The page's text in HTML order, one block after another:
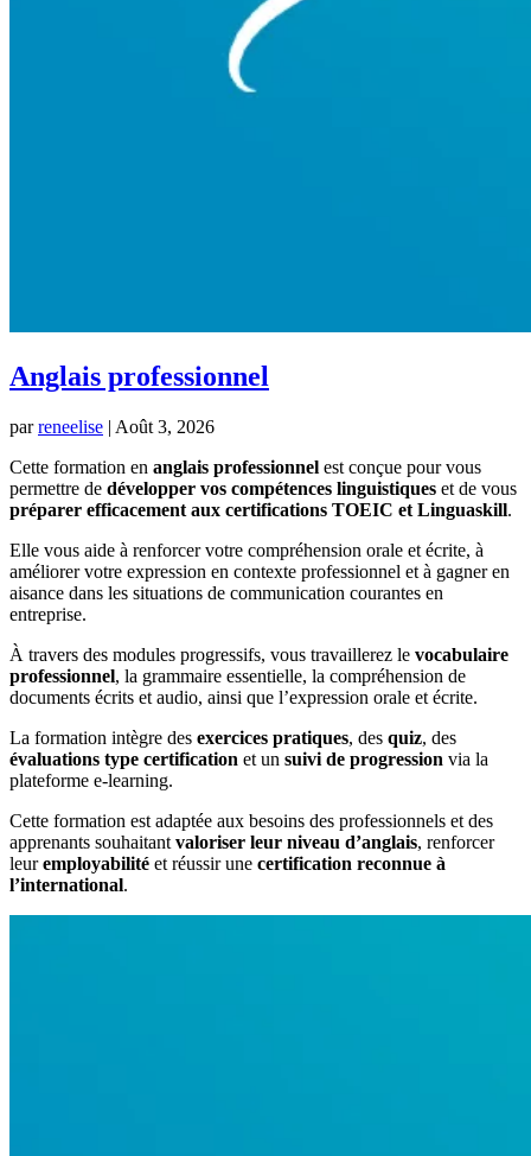
Anglais professionnel
parreneelise | Août 3, 2026
Cette formation en anglais professionnel est conçue pour vous
permettre de développer vos compétences linguistiques et de vous
préparer efficacement aux certifications TOEIC et Linguaskill.
Elle vous aide à renforcer votre compréhension orale et écrite, à
améliorer votre expression en contexte professionnel et à gagner en
aisance dans les situations de communication courantes en
entreprise.
À travers des modules progressifs, vous travaillerez le vocabulaire
professionnel, la grammaire essentielle, la compréhension de
documents écrits et audio, ainsi que l’expression orale et écrite.
La formation intègre des exercices pratiques, des quiz, des
évaluations type certification et un suivi de progression via la
plateforme e-learning.
Cette formation est adaptée aux besoins des professionnels et des
apprenants souhaitant valoriser leur niveau d’anglais, renforcer
leuremployabilité et réussir une certification reconnue à
l’international.